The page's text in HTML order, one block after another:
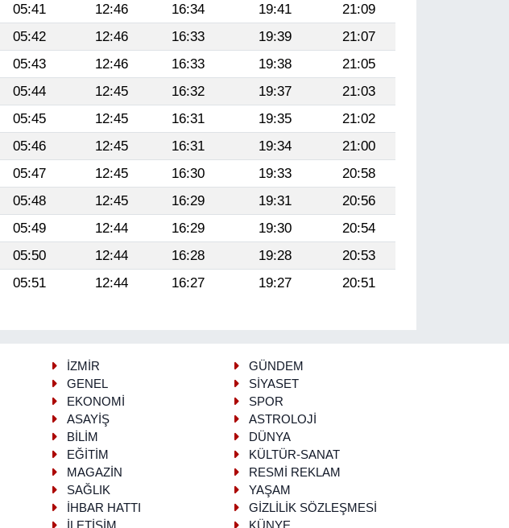
05:41 12:46 16:34 19:41
21:09
05:42 12:46 16:33 19:39
21:07
05:43 12:46 16:33 19:38
21:05
05:44 12:45 16:32 19:37
21:03
05:45 12:45 16:31 19:35
21:02
05:46 12:45 16:31 19:34
21:00
05:47 12:45 16:30 19:33
20:58
05:48 12:45 16:29 19:31
20:56
05:49 12:44 16:29 19:30
20:54
05:50 12:44 16:28 19:28
20:53
05:51 12:44 16:27 19:27 20:51
İZMİR
GÜNDEM
GENEL
SİYASET
EKONOMİ
SPOR
ASAYİŞ
ASTROLOJİ
BİLİM
DÜNYA
EĞİTİM
KÜLTÜR-SANAT
MAGAZİN
RESMİ REKLAM
SAĞLIK
YAŞAM
İHBAR HATTI
GİZLİLİK SÖZLEŞMESİ